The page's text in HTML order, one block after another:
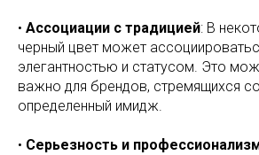
• Ассоциации с традицией: В
черный цвет может
элегантностью и статусом. Это
важно для брендов, стремящихся
определенный имидж.
• Серьезность и